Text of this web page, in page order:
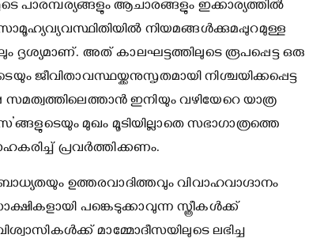
പാരമ്പര്യങ്ങളും ആചാരങ്ങളും ഇക്കാര്യത്തില്‍
നിയമങ്ങള്‍ക്കുമപ്പുറമുള്ള
ദൃശ്യമാണ്. അത് കാലഘട്ടത്തിലുടെ രൂപപ്പെട്ട ഒരു
നിശ്ചയിക്കപ്പെട്ട
ഇനിയും വഴിയേറെ യാത്ര
മുഖം മൂടിയില്ലാതെ സഭാഗാത്രത്തെ
പ്രവര്‍ത്തിക്കണം.
ഉത്തരവാദിത്തവും വിവാഹവാഗ്ദാനം
പങ്കെടുക്കാവുന്ന സ്ത്രീകള്‍ക്ക്
മാമ്മോദീസയിലുടെ ലഭിച്ച